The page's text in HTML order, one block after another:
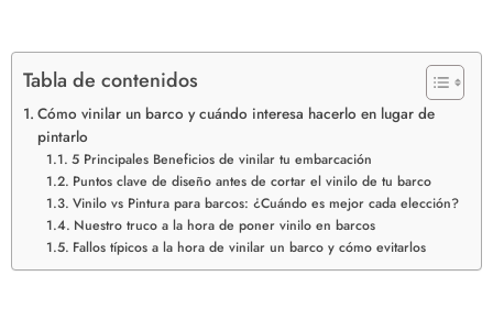
Tabla de contenidos
Cómo vinilar un barco y cuándo interesa hacerlo en lugar de
pintarlo
5 Principales Beneficios de vinilar tu embarcación
Puntos clave de diseño antes de cortar el vinilo de tu barco
Vinilo vs Pintura para barcos: ¿Cuándo es mejor cada elección?
Nuestro truco a la hora de poner vinilo en barcos
Fallos típicos a la hora de vinilar un barco y cómo evitarlos